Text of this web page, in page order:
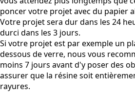
poncer votre projet avec du papier
Votre projet sera dur dans les 24
durci dans les 3 jours.
Si votre projet est par exemple un
dessous de verre, nous vous
moins 7 jours avant d'y poser des
assurer que la résine soit
rayures.